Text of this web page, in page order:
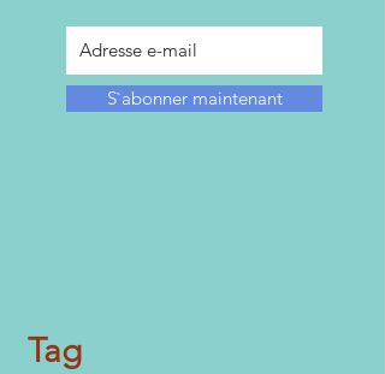
S`abonner maintenant
Tag